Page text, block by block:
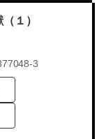
１）
3